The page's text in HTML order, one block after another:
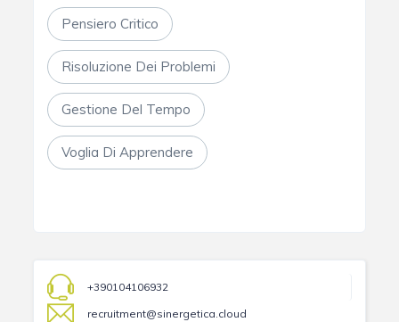
Pensiero Critico
Risoluzione Dei Problemi
Gestione Del Tempo
Voglia Di Apprendere
+390104106932
recruitment@sinergetica.cloud